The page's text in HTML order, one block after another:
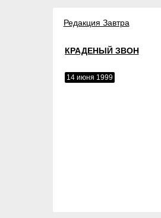
Редакция Завтра
КРАДЕНЫЙ ЗВОН
14 июня 1999